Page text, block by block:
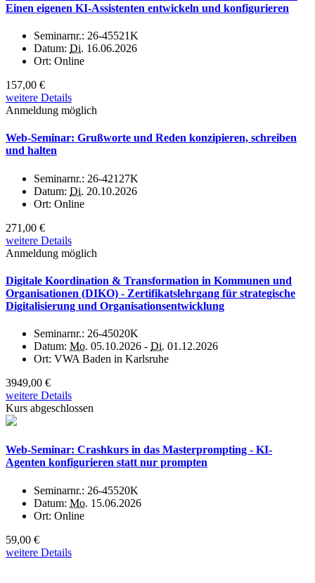
Einen eigenen KI-Assistenten entwickeln und konfigurieren
Seminarnr.: 26-45521K
Datum: Di. 16.06.2026
Ort: Online
157,00 €
weitere Details
Anmeldung möglich
Web-Seminar: Grußworte und Reden konzipieren, schreiben
und halten
Seminarnr.: 26-42127K
Datum: Di. 20.10.2026
Ort: Online
271,00 €
weitere Details
Anmeldung möglich
Digitale Koordination & Transformation in Kommunen und
Organisationen (DIKO) - Zertifikatslehrgang für strategische
Digitalisierung und Organisationsentwicklung
Seminarnr.: 26-45020K
Datum: Mo. 05.10.2026 - Di. 01.12.2026
Ort: VWA Baden in Karlsruhe
3949,00 €
weitere Details
Kurs abgeschlossen
Web-Seminar: Crashkurs in das Masterprompting - KI-
Agenten konfigurieren statt nur prompten
Seminarnr.: 26-45520K
Datum: Mo. 15.06.2026
Ort: Online
59,00 €
weitere Details